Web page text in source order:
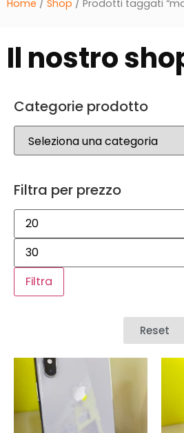
Home / Shop / Prodotti taggati
Il nostro
Categorie prodotto
Filtra per prezzo
Filtra
Reset